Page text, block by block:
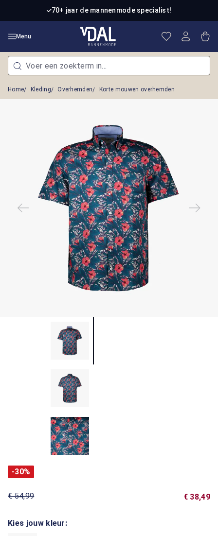
Ga naar de hoofdinhoud70+ jaar de mannenmode specialist!
Menu Je hebt 0
Home Kleding Overhemden Korte mouwen overhemden
-30%
€ 54,99 € 38,49
Kies jouw kleur: